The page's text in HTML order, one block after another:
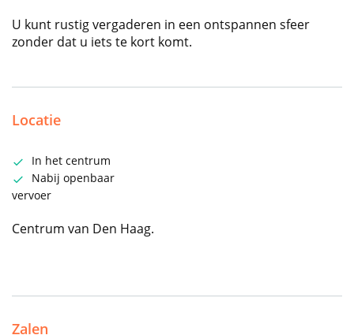
U kunt rustig vergaderen in een ontspannen sfeer
zonder dat u iets te kort komt.
Locatie
In het centrum
Nabij openbaar
vervoer
Centrum van Den Haag.
Zalen